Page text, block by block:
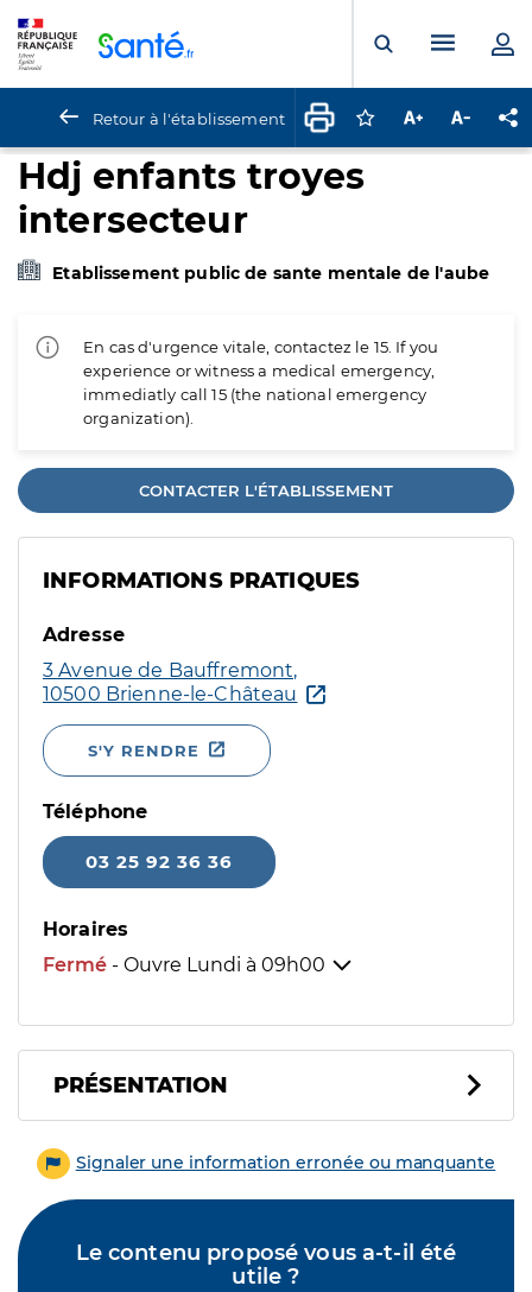
Ouvrir laMenu
Retour à l'établissement Connectez-vous
Augmenter la
Hdj enfants troyes
intersecteur
Etablissement public de sante mentale de l'aube
En cas d'urgence vitale, contactez le 15. If you
experience or witness a medical emergency,
immediatly call 15 (the national emergency
organization).
CONTACTER L'ÉTABLISSEMENT
INFORMATIONS PRATIQUES
Adresse
3 Avenue de Bauffremont,
10500 Brienne-le-Château
S'Y RENDRE
Téléphone
03 25 92 36 36
Horaires
Fermé - Ouvre Lundi à 09h00
PRÉSENTATION
Signaler une information erronée ou manquante
Le contenu proposé vous a-t-il été
utile ?